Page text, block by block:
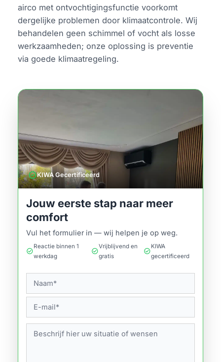
airco met ontvochtigingsfunctie voorkomt
dergelijke problemen door klimaatcontrole. Wij
behandelen geen schimmel of vocht als losse
werkzaamheden; onze oplossing is preventie
via goede klimaatregeling.
verifiedKIWA Gecertificeerd
Jouw eerste stap naar meer
comfort
Vul het formulier in — wij helpen je op weg.
check_circle
Reactie binnen 1
werkdag
check_circle
Vrijblijvend en
gratis
check_circle
KIWA
gecertificeerd